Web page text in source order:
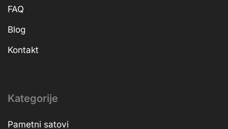
FAQ
Blog
Kontakt
Kategorije
Pametni satovi